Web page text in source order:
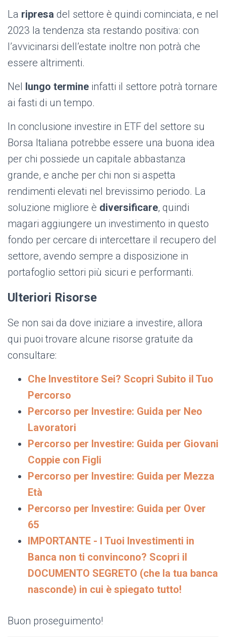
La ripresa del settore è quindi cominciata, e nel
2023 la tendenza sta restando positiva: con
l’avvicinarsi dell’estate inoltre non potrà che
essere altrimenti.
Nel lungo termine infatti il settore potrà tornare
ai fasti di un tempo.
In conclusione investire in ETF del settore su
Borsa Italiana potrebbe essere una buona idea
per chi possiede un capitale abbastanza
grande, e anche per chi non si aspetta
rendimenti elevati nel brevissimo periodo. La
soluzione migliore è diversificare, quindi
magari aggiungere un investimento in questo
fondo per cercare di intercettare il recupero del
settore, avendo sempre a disposizione in
portafoglio settori più sicuri e performanti.
Ulteriori Risorse
Se non sai da dove iniziare a investire, allora
qui puoi trovare alcune risorse gratuite da
consultare:
Che Investitore Sei? Scopri Subito il Tuo
Percorso
Percorso per Investire: Guida per Neo
Lavoratori
Percorso per Investire: Guida per Giovani
Coppie con Figli
Percorso per Investire: Guida per Mezza
Età
Percorso per Investire: Guida per Over
65
IMPORTANTE - I Tuoi Investimenti in
Banca non ti convincono? Scopri il
DOCUMENTO SEGRETO (che la tua banca
nasconde) in cui è spiegato tutto!
Buon proseguimento!